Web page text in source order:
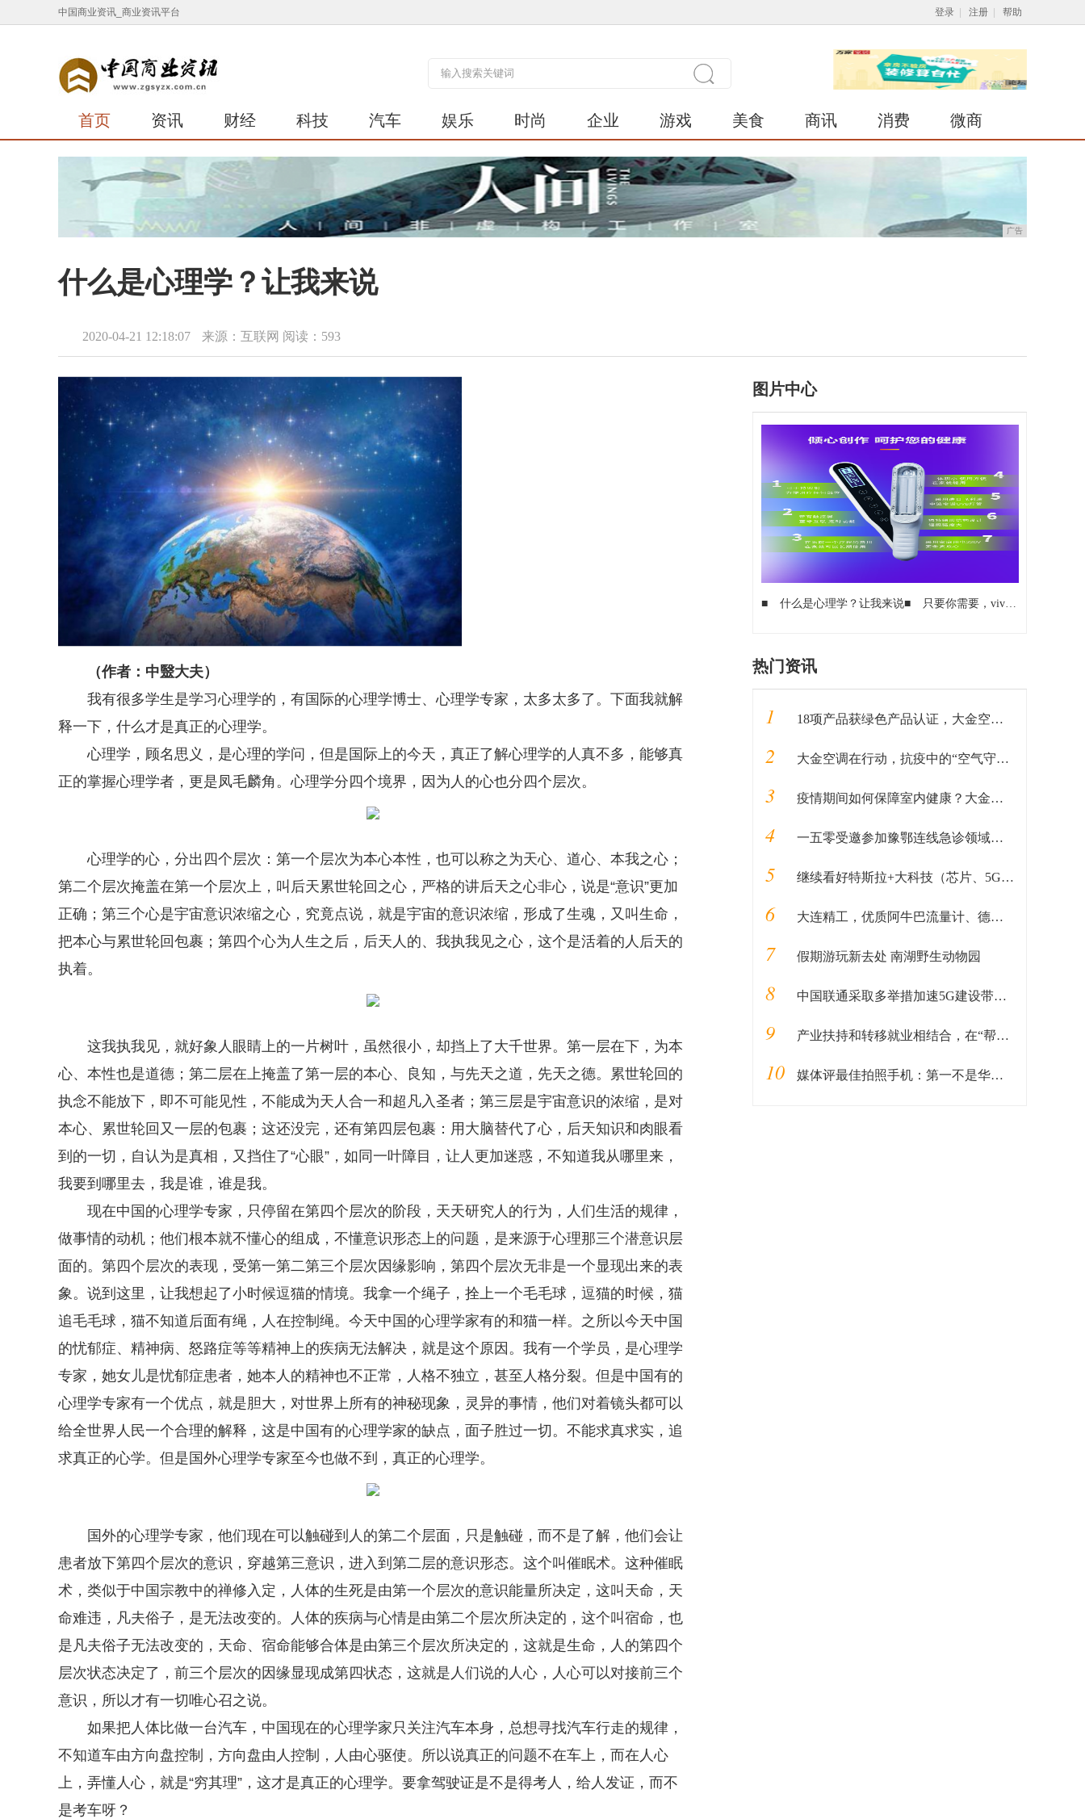
中国商业资讯_商业资讯平台 登录 注册 帮助
首页 资讯 财经 科技 汽车 娱乐 时尚 企业 游戏 美食 商讯 消费 微商
广告
什么是心理学？让我来说
2020-04-21 12:18:07 来源：互联网 阅读：593
（作者：中毉大夫）
我有很多学生是学习心理学的，有国际的心理学博士、心理学专家，太多太多了。下面我就解
释一下，什么才是真正的心理学。
心理学，顾名思义，是心理的学问，但是国际上的今天，真正了解心理学的人真不多，能够真
正的掌握心理学者，更是凤毛麟角。心理学分四个境界，因为人的心也分四个层次。
心理学的心，分出四个层次：第一个层次为本心本性，也可以称之为天心、道心、本我之心；
第二个层次掩盖在第一个层次上，叫后天累世轮回之心，严格的讲后天之心非心，说是“意识”更加
正确；第三个心是宇宙意识浓缩之心，究竟点说，就是宇宙的意识浓缩，形成了生魂，又叫生命，
把本心与累世轮回包裹；第四个心为人生之后，后天人的、我执我见之心，这个是活着的人后天的
执着。
这我执我见，就好象人眼睛上的一片树叶，虽然很小，却挡上了大千世界。第一层在下，为本
心、本性也是道德；第二层在上掩盖了第一层的本心、良知，与先天之道，先天之德。累世轮回的
执念不能放下，即不可能见性，不能成为天人合一和超凡入圣者；第三层是宇宙意识的浓缩，是对
本心、累世轮回又一层的包裹；这还没完，还有第四层包裹：用大脑替代了心，后天知识和肉眼看
到的一切，自认为是真相，又挡住了“心眼”，如同一叶障目，让人更加迷惑，不知道我从哪里来，
我要到哪里去，我是谁，谁是我。
现在中国的心理学专家，只停留在第四个层次的阶段，天天研究人的行为，人们生活的规律，
做事情的动机；他们根本就不懂心的组成，不懂意识形态上的问题，是来源于心理那三个潜意识层
面的。第四个层次的表现，受第一第二第三个层次因缘影响，第四个层次无非是一个显现出来的表
象。说到这里，让我想起了小时候逗猫的情境。我拿一个绳子，拴上一个毛毛球，逗猫的时候，猫
追毛毛球，猫不知道后面有绳，人在控制绳。今天中国的心理学家有的和猫一样。之所以今天中国
的忧郁症、精神病、怒路症等等精神上的疾病无法解决，就是这个原因。我有一个学员，是心理学
专家，她女儿是忧郁症患者，她本人的精神也不正常，人格不独立，甚至人格分裂。但是中国有的
心理学专家有一个优点，就是胆大，对世界上所有的神秘现象，灵异的事情，他们对着镜头都可以
给全世界人民一个合理的解释，这是中国有的心理学家的缺点，面子胜过一切。不能求真求实，追
求真正的心学。但是国外心理学专家至今也做不到，真正的心理学。
国外的心理学专家，他们现在可以触碰到人的第二个层面，只是触碰，而不是了解，他们会让
患者放下第四个层次的意识，穿越第三意识，进入到第二层的意识形态。这个叫催眠术。这种催眠
术，类似于中国宗教中的禅修入定，人体的生死是由第一个层次的意识能量所决定，这叫天命，天
命难违，凡夫俗子，是无法改变的。人体的疾病与心情是由第二个层次所决定的，这个叫宿命，也
是凡夫俗子无法改变的，天命、宿命能够合体是由第三个层次所决定的，这就是生命，人的第四个
层次状态决定了，前三个层次的因缘显现成第四状态，这就是人们说的人心，人心可以对接前三个
意识，所以才有一切唯心召之说。
如果把人体比做一台汽车，中国现在的心理学家只关注汽车本身，总想寻找汽车行走的规律，
不知道车由方向盘控制，方向盘由人控制，人由心驱使。所以说真正的问题不在车上，而在人心
上，弄懂人心，就是“穷其理”，这才是真正的心理学。要拿驾驶证是不是得考人，给人发证，而不
是考车呀？
图片中心
■ 什么是心理学？让我来说■ 只要你需要，vivo手机随时成为你的专属“家庭教师”、“翻译官”
热门资讯
1 18项产品获绿色产品认证，大金空调成为中国质量认证中心“绿色产品首批获证企业”
2 大金空调在行动，抗疫中的“空气守护者”
3 疫情期间如何保障室内健康？大金空调告诉你
4 一五零受邀参加豫鄂连线急诊领域学术线上研讨会
5 继续看好特斯拉+大科技（芯片、5G、半导体）
6 大连精工，优质阿牛巴流量计、德塔巴流量计等流量测量装置
7 假期游玩新去处 南湖野生动物园
8 中国联通采取多举措加速5G建设带动主设备厂产能恢复
9 产业扶持和转移就业相结合，在“帮”字上下功夫
10 媒体评最佳拍照手机：第一不是华为，而是OPPO Reno2